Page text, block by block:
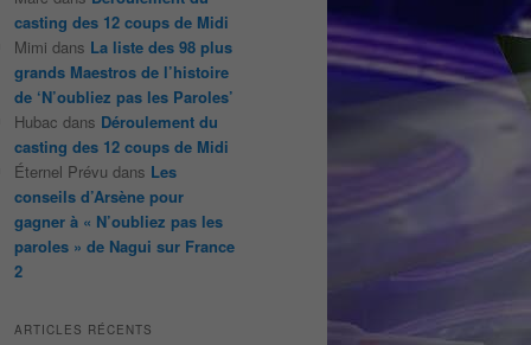
casting des 12 coups de Midi
Mimi dans La liste des 98 plus
grands Maestros de l’histoire
de ‘N’oubliez pas les Paroles’
Hubac dans Déroulement du
casting des 12 coups de Midi
Éternel Prévu dans Les
conseils d’Arsène pour
gagner à « N’oubliez pas les
paroles » de Nagui sur France
2
ARTICLES RÉCENTS